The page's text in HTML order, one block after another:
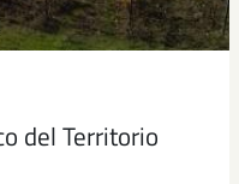
del Territorio